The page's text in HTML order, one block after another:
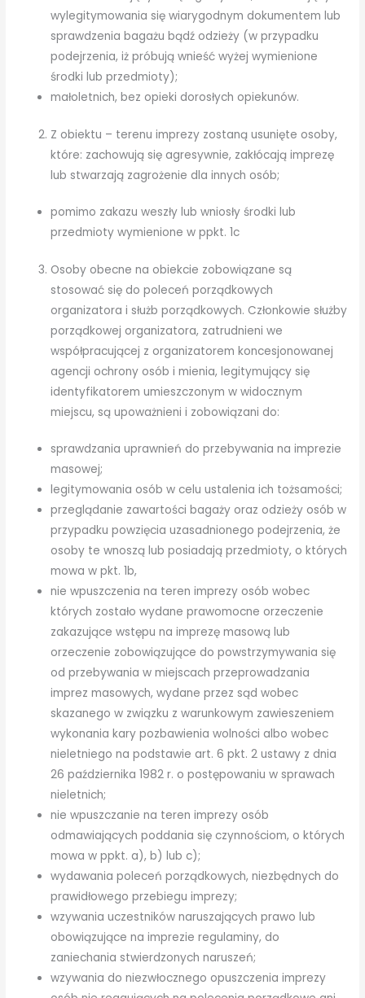
wylegitymowania się wiarygodnym dokumentem lub
sprawdzenia bagażu bądź odzieży (w przypadku
podejrzenia, iż próbują wnieść wyżej wymienione
środki lub przedmioty);
małoletnich, bez opieki dorosłych opiekunów.
Z obiektu – terenu imprezy zostaną usunięte osoby,
które: zachowują się agresywnie, zakłócają imprezę
lub stwarzają zagrożenie dla innych osób;
pomimo zakazu weszły lub wniosły środki lub
przedmioty wymienione w ppkt. 1c
Osoby obecne na obiekcie zobowiązane są
stosować się do poleceń porządkowych
organizatora i służb porządkowych. Członkowie służby
porządkowej organizatora, zatrudnieni we
współpracującej z organizatorem koncesjonowanej
agencji ochrony osób i mienia, legitymujący się
identyfikatorem umieszczonym w widocznym
miejscu, są upoważnieni i zobowiązani do:
sprawdzania uprawnień do przebywania na imprezie
masowej;
legitymowania osób w celu ustalenia ich tożsamości;
przeglądanie zawartości bagaży oraz odzieży osób w
przypadku powzięcia uzasadnionego podejrzenia, że
osoby te wnoszą lub posiadają przedmioty, o których
mowa w pkt. 1b,
nie wpuszczenia na teren imprezy osób wobec
których zostało wydane prawomocne orzeczenie
zakazujące wstępu na imprezę masową lub
orzeczenie zobowiązujące do powstrzymywania się
od przebywania w miejscach przeprowadzania
imprez masowych, wydane przez sąd wobec
skazanego w związku z warunkowym zawieszeniem
wykonania kary pozbawienia wolności albo wobec
nieletniego na podstawie art. 6 pkt. 2 ustawy z dnia
26 października 1982 r. o postępowaniu w sprawach
nieletnich;
nie wpuszczanie na teren imprezy osób
odmawiających poddania się czynnościom, o których
mowa w ppkt. a), b) lub c);
wydawania poleceń porządkowych, niezbędnych do
prawidłowego przebiegu imprezy;
wzywania uczestników naruszających prawo lub
obowiązujące na imprezie regulaminy, do
zaniechania stwierdzonych naruszeń;
wzywania do niezwłocznego opuszczenia imprezy